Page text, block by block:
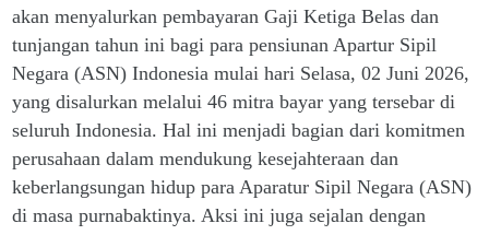
akan menyalurkan pembayaran Gaji Ketiga Belas dan
tunjangan tahun ini bagi para pensiunan Apartur Sipil
Negara (ASN) Indonesia mulai hari Selasa, 02 Juni 2026,
yang disalurkan melalui 46 mitra bayar yang tersebar di
seluruh Indonesia. Hal ini menjadi bagian dari komitmen
perusahaan dalam mendukung kesejahteraan dan
keberlangsungan hidup para Aparatur Sipil Negara (ASN)
di masa purnabaktinya. Aksi ini juga sejalan dengan